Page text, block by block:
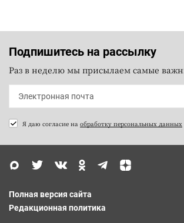
Подпишитесь на рассылку
Раз в неделю мы присылаем самые
Я даю согласие на обработку персональных данных
Полная версия сайта
Редакционная политика